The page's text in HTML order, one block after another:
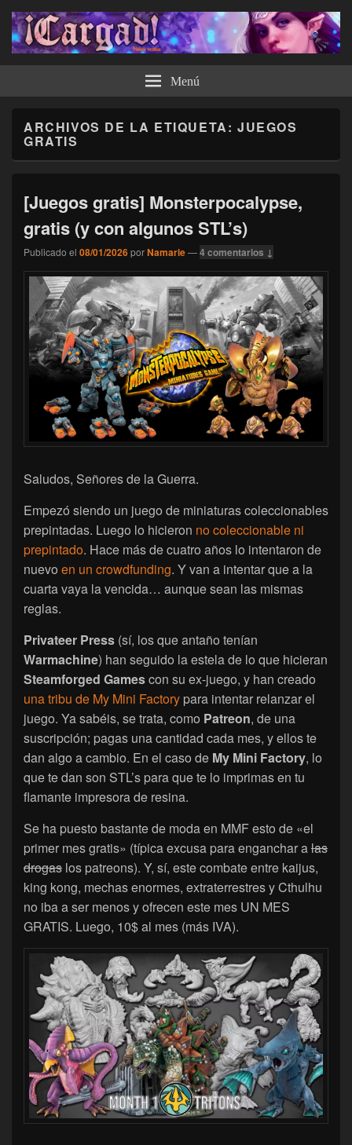
¡Cargad! Menú
ARCHIVOS DE LA ETIQUETA:JUEGOS
GRATIS
[Juegos gratis] Monsterpocalypse,
gratis (y con algunos STL’s)
Publicado el 08/01/2026porNamarie—4 comentarios ↓
Saludos, Señores de la Guerra.
Empezó siendo un juego de miniaturas coleccionables
prepintadas. Luego lo hicieron no coleccionable ni
prepintado. Hace más de cuatro años lo intentaron de
nuevo en un crowdfunding. Y van a intentar que a la
cuarta vaya la vencida… aunque sean las mismas
reglas.
Privateer Press (sí, los que antaño tenían
Warmachine) han seguido la estela de lo que hicieran
Steamforged Gamescon su ex-juego, y han creado
una tribu de My Mini Factory para intentar relanzar el
juego. Ya sabéis, se trata, como Patreon, de una
suscripción; pagas una cantidad cada mes, y ellos te
dan algo a cambio. En el caso de My Mini Factory, lo
que te dan son STL’s para que te lo imprimas en tu
flamante impresora de resina.
Se ha puesto bastante de moda en MMF esto de «el
primer mes gratis» (típica excusa para enganchar alas
drogas los patreons). Y, sí, este combate entre kaijus,
king kong, mechas enormes, extraterrestres y Cthulhu
no iba a ser menos y ofrecen este mes UN MES
GRATIS. Luego, 10$ al mes (más IVA).